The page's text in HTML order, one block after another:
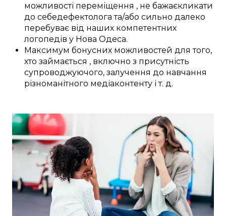
можливості переміщення , не бажаєкликати
до себедефектолога та/або сильно далеко
перебуває від наших компетентних
логопедів у Нова Одеса.
Максимум бонусних можливостей длятого,
хто займається , включно з присутність
супроводжуючого, залучення до навчання
різноманітного медіаконтенту і т. д.